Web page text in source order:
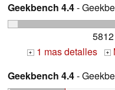
Geekbench 4.4-
+ 1 mas detalles +
Geekbench 4.4-